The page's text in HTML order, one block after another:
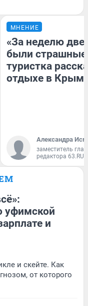
МНЕНИЕ
«За неделю две
были
туристка
отдыхе в
Александра
заместитель
редактора 63.RU
уфимской
и
и скейте. Как
от которого